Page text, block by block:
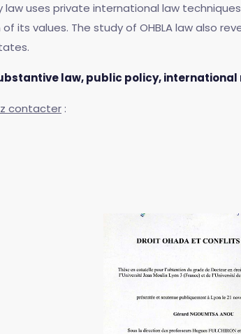
law uses private international law
its values. The study of OHBLA law also
law, public policy,
contacter :